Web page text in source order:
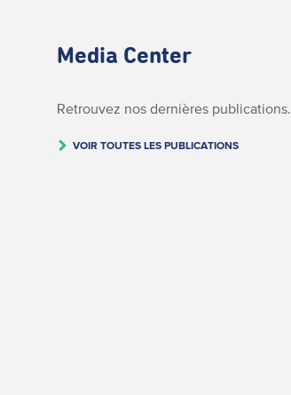
Media Center
Retrouvez nos dernières publications.
VOIR TOUTES LES PUBLICATIONS